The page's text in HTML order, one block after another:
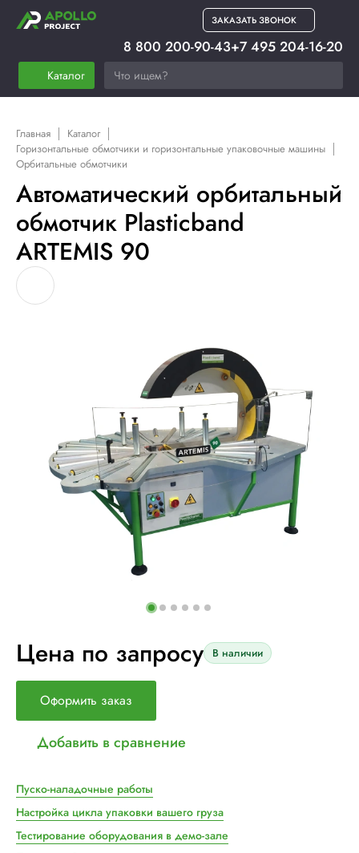
ЗАКАЗАТЬ ЗВОНОК
Каталог
8 800 200-90-43+7 495 204-16-20
Главная
Каталог
Горизонтальные обмотчики и горизонтальные упаковочные машины
Орбитальные обмотчики
Автоматический орбитальный
обмотчик Plasticband
ARTEMIS 90
Цена по запросу В наличии
Оформить заказ
Добавить в сравнение
Пуско-наладочные работы
Настройка цикла упаковки вашего груза
Тестирование оборудования в демо-зале